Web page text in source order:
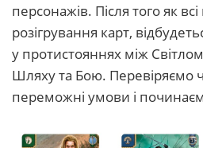
персонажів. Після того як всі
розігрування карт,
у протистояннях між
Шляху та Бою. Перевіряємо
переможні умови і